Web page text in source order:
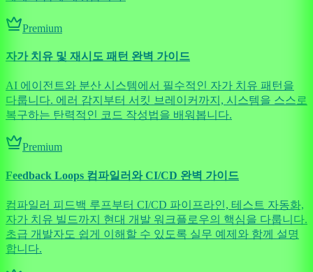
Premium
자가 치유 및 재시도 패턴 완벽 가이드
AI 에이전트와 분산 시스템에서 필수적인 자가 치유 패턴을
다룹니다. 에러 감지부터 서킷 브레이커까지, 시스템을 스스로
복구하는 탄력적인 코드 작성법을 배워봅니다.
Premium
Feedback Loops 컴파일러와 CI/CD 완벽 가이드
컴파일러 피드백 루프부터 CI/CD 파이프라인, 테스트 자동화,
자가 치유 빌드까지 현대 개발 워크플로우의 핵심을 다룹니다.
초급 개발자도 쉽게 이해할 수 있도록 실무 예제와 함께 설명
합니다.